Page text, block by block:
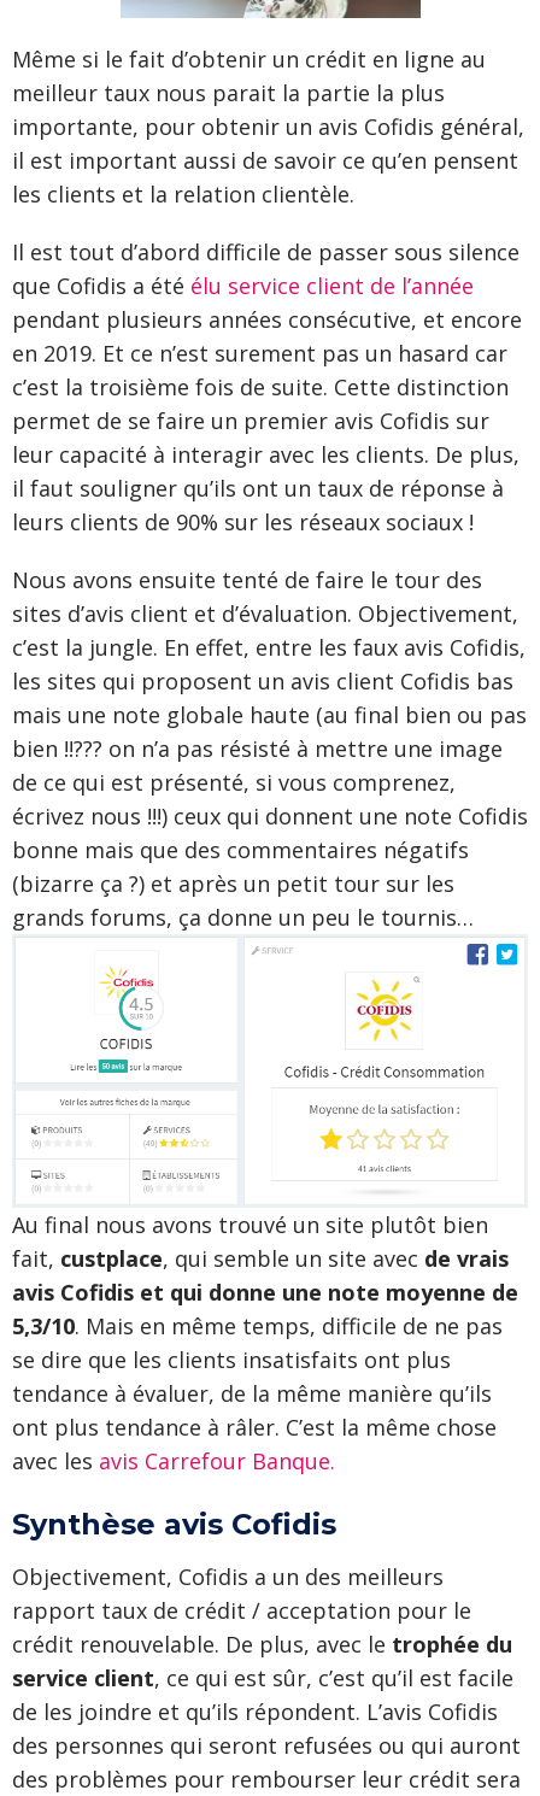
Même si le fait d’obtenir un crédit en ligne au
meilleur taux nous parait la partie la plus
importante, pour obtenir un avis Cofidis général,
il est important aussi de savoir ce qu’en pensent
les clients et la relation clientèle.
Il est tout d’abord difficile de passer sous silence
que Cofidis a été élu service client de l’année
pendant plusieurs années consécutive, et encore
en 2019. Et ce n’est surement pas un hasard car
c’est la troisième fois de suite. Cette distinction
permet de se faire un premier avis Cofidis sur
leur capacité à interagir avec les clients. De plus,
il faut souligner qu’ils ont un taux de réponse à
leurs clients de 90% sur les réseaux sociaux !
Nous avons ensuite tenté de faire le tour des
sites d’avis client et d’évaluation. Objectivement,
c’est la jungle. En effet, entre les faux avis Cofidis,
les sites qui proposent un avis client Cofidis bas
mais une note globale haute (au final bien ou pas
bien !!??? on n’a pas résisté à mettre une image
de ce qui est présenté, si vous comprenez,
écrivez nous !!!) ceux qui donnent une note Cofidis
bonne mais que des commentaires négatifs
(bizarre ça ?) et après un petit tour sur les
grands forums, ça donne un peu le tournis…
Au final nous avons trouvé un site plutôt bien
fait, custplace, qui semble un site avec de vrais
avis Cofidis et qui donne une note moyenne de
5,3/10. Mais en même temps, difficile de ne pas
se dire que les clients insatisfaits ont plus
tendance à évaluer, de la même manière qu’ils
ont plus tendance à râler. C’est la même chose
avec les avis Carrefour Banque.
Synthèse avis Cofidis
Objectivement, Cofidis a un des meilleurs
rapport taux de crédit / acceptation pour le
crédit renouvelable. De plus, avec le trophée du
service client, ce qui est sûr, c’est qu’il est facile
de les joindre et qu’ils répondent. L’avis Cofidis
des personnes qui seront refusées ou qui auront
des problèmes pour rembourser leur crédit sera